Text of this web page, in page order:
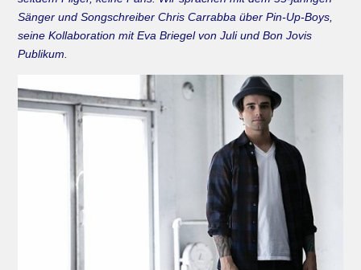
Sänger und Songschreiber Chris Carrabba über Pin-Up-Boys,
seine Kollaboration mit Eva Briegel von Juli und Bon Jovis
Publikum.